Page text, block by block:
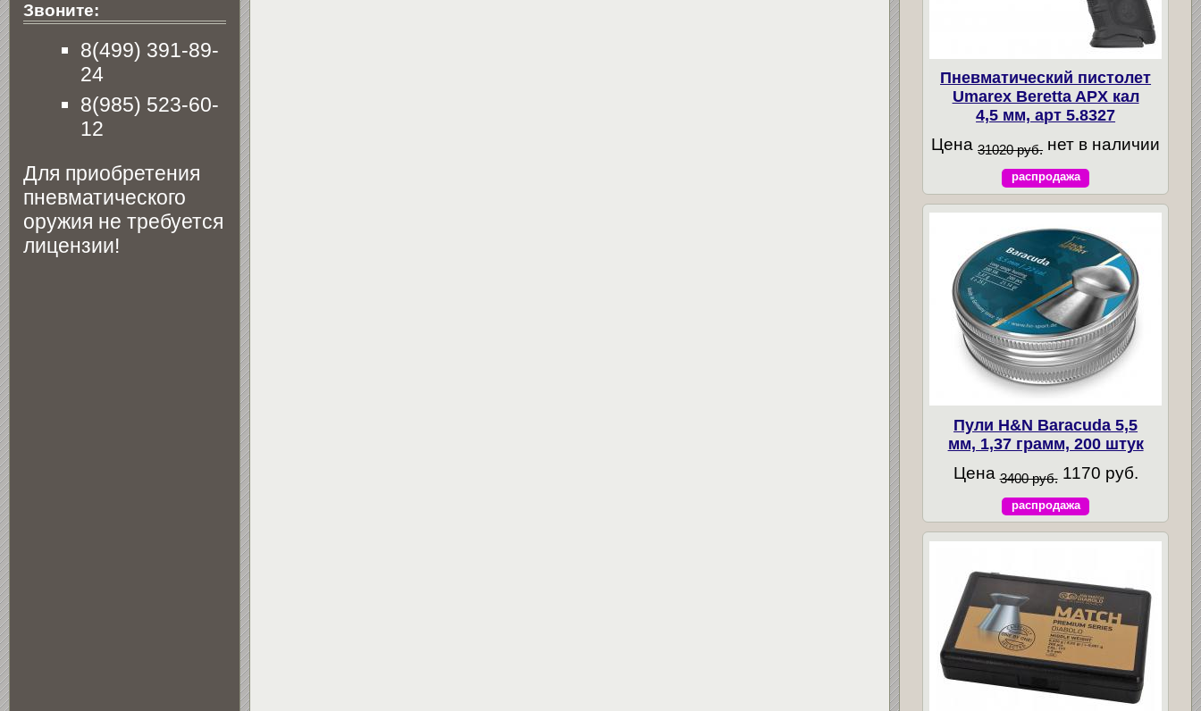
Звоните:
8(499) 391-89-
24
8(985) 523-60-
12
Для приобретения
пневматического
оружия не требуется
лицензии!
Пневматический пистолет
Umarex Beretta APX кал
4,5 мм, арт 5.8327
Цена31020 руб. нет в наличии
распродажа
Пули H&N Baracuda 5,5
мм, 1,37 грамм, 200 штук
Цена 3400 руб. 1170 руб.
распродажа